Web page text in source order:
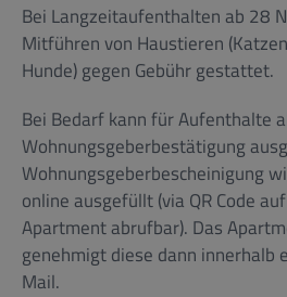
Bei Langzeitaufenthalten ab 28
Mitführen von Haustieren
Hunde) gegen Gebühr gestattet.
Bei Bedarf kann für Aufenthalte
Wohnungsgeberbestätigung
Wohnungsgeberbescheinigung
online ausgefüllt (via QR Code
Apartment abrufbar). Das
genehmigt diese dann innerhalb
Mail.